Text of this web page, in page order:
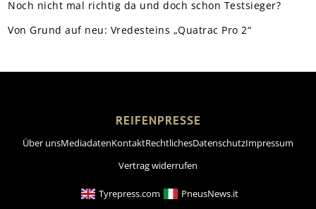
Noch nicht mal richtig da und doch schon Testsieger?
Von Grund auf neu: Vredesteins „Quatrac Pro 2“
REIFENPRESSE
Über unsMediadatenKontaktRechtlichesDatenschutzImpressum
Vertrag widerrufen
Tyrepress.com PneusNews.it